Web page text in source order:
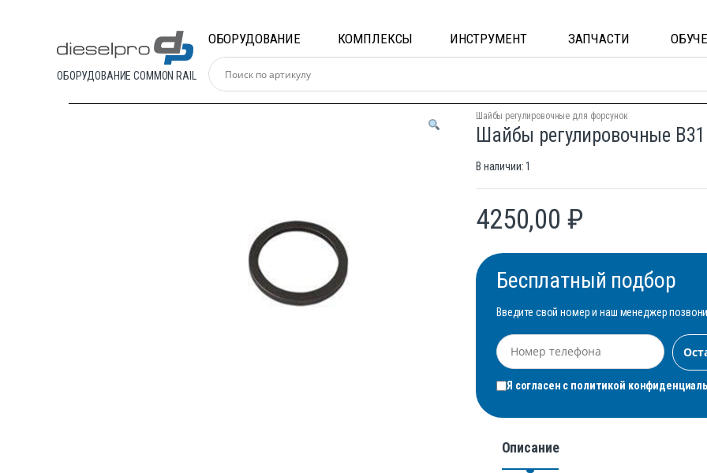
ОБОРУДОВАНИЕ COMMON RAIL
ОБОРУДОВАНИЕ КОМПЛЕКСЫ ИНСТРУМЕНТ ЗАПЧАСТИ
Шайбы регулировочные для форсунок
Шайбы регулировочные
В наличии: 1
4250,00 ₽
Бесплатный подбор
Введите свой номер и наш менеджер
Я согласен с политикой
Описание